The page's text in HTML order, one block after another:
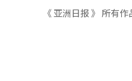
《 亚洲日报 》 所有